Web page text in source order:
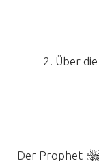
2. Über
Der Prophet